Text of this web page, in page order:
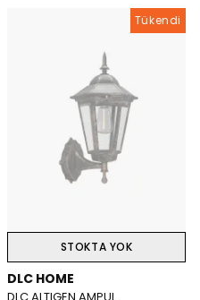
Tükendi
STOKTA YOK
DLC HOME